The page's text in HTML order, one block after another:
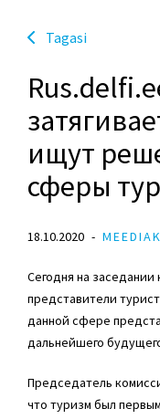
Tagasi
ищут
сферы
18.10.2020
Сегодня на заседании
представители
данной сфере
дальнейшего
Председатель
что туризм был